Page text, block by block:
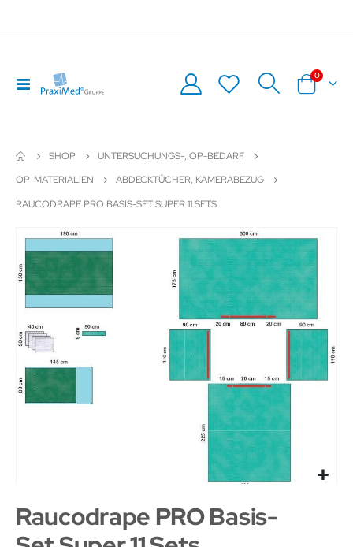
Navigation
umschalten
Warenkorb
0Artikel
SHOP
UNTERSUCHUNGS-, OP-BEDARF
OP-MATERIALIEN
ABDECKTÜCHER, KAMERABEZUG
RAUCODRAPE PRO BASIS-SET SUPER 11 SETS
Zum
Ende
der
Bildergalerie
Raucodrape PRO Basis-